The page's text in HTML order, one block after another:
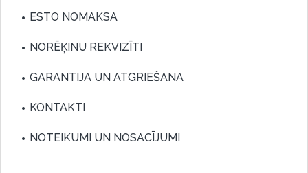
ESTO NOMAKSA
NORĒĶINU REKVIZĪTI
GARANTIJA UN ATGRIEŠANA
KONTAKTI
NOTEIKUMI UN NOSACĪJUMI